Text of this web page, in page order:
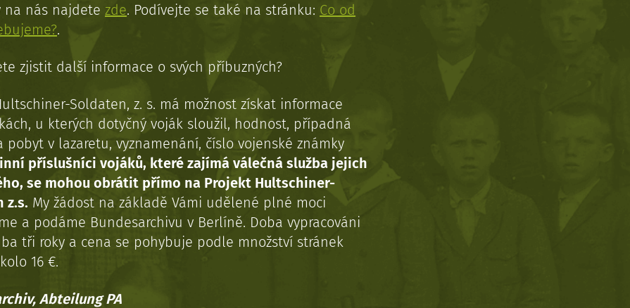
na nás najdete zde. Podívejte se také na stránku: Co od
.
zjistit další informace o svých příbuzných?
Soldaten, z. s. má možnost získat informace
u kterých dotyčný voják sloužil, hodnost, případná
pobyt v lazaretu, vyznamenání, číslo vojenské známky
příslušníci vojáků, které zajímá válečná služba jejich
se mohou obrátit přímo na Projekt Hultschiner-
z.s. My žádost na základě Vámi udělené plné moci
a podáme Bundesarchivu v Berlíně. Doba vypracováni
tři roky a cena se pohybuje podle množství stránek
16 €.
Abteilung PA